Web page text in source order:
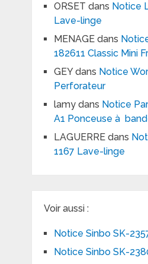
ORSET dans Notice
Lave-linge
MENAGEdans
182611 Classic Mini
GEYdans Notice
Perforateur
lamydans Notice
A1 Ponceuse à
LAGUERREdans
1167 Lave-linge
Voir aussi :
Notice Sinbo SK-
Notice Sinbo SK-